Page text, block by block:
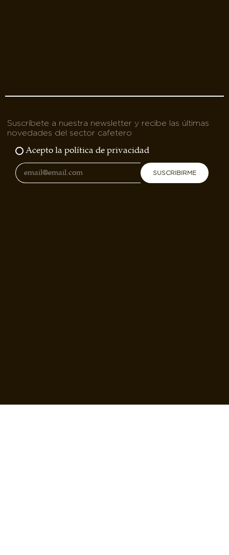
Suscríbete a nuestra newsletter y recibe las últimas
novedades del sector cafetero
Acepto la política de privacidad
SUSCRIBIRME